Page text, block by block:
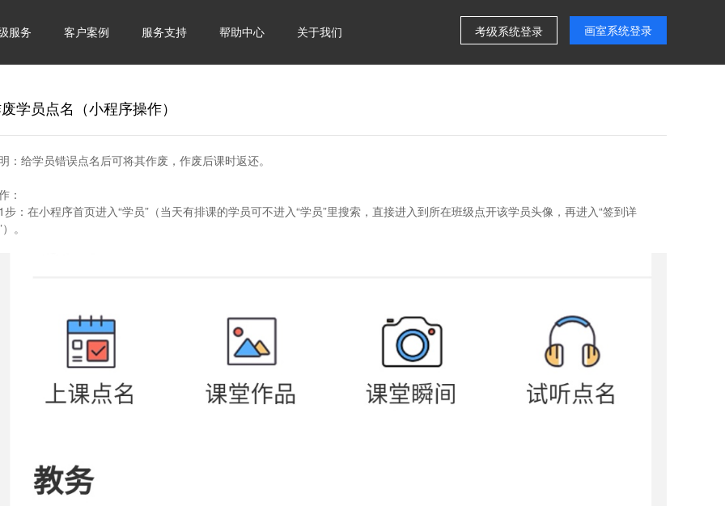
服务 客户案例 服务支持 帮助中心 关于我们 画室系统登录
考级系统登录
学员点名（小程序操作）
： 给学员错误点名后可将其作废，作废后课时返还。
：
： 在小程序首页进入“学员”（当天有排课的学员可不进入“学员”里搜索，直接进入到所在班级点开该学员头像，再进入“签到详
。